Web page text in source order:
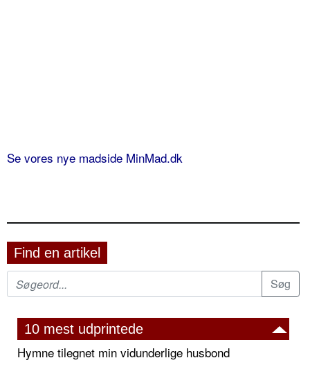
Se vores nye madside MinMad.dk
Find en artikel
10 mest udprintede
Hymne tilegnet min vidunderlige husbond